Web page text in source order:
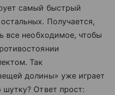
самый быстрый
Получается,
все необходимое, чтобы
Так
долины» уже играет
Ответ прост: